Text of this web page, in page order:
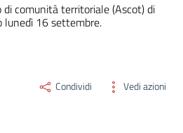
di comunità territoriale (Ascot) di
lunedì 16 settembre.
Condividi Vedi azioni